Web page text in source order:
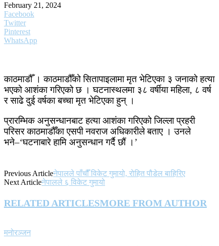
February 21, 2024
Facebook
Twitter
Pinterest
WhatsApp
काठमाडौँ । काठमाडौँको सितापाइलामा मृत भेटिएका ३ जनाको हत्या
भएको आशंका गरिएको छ । घटनास्थलमा ३८ वर्षीया महिला, ८ वर्ष
र साढे दुई वर्षका बच्चा मृत भेटिएका हुन् ।
प्रारम्भिक अनुसन्धानबाट हत्या आशंका गरिएको जिल्ला प्रहरी
परिसर काठमाडौँका एसपी नवराज अधिकारीले बताए । उनले
भने–‘घटनाबारे हामि अनुसन्धान गर्दै छौं ।’
Previous Articleनेपालले पाँचौँ विकेट गुमायो, रोहित पौडेल बाहिरिए
Next Articleनेपालले ६ विकेट गुमायो
RELATED ARTICLESMORE FROM AUTHOR
मनोरञ्जन